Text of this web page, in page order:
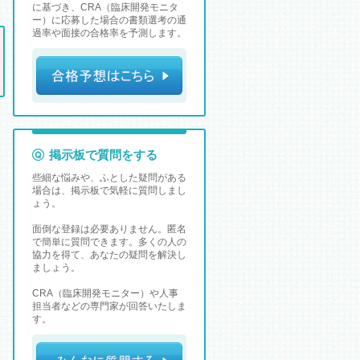
に基づき、CRA（臨床開発モニタ
ー）に応募した場合の書類選考の通
過率や面接の合格率を予測します。
掲示板で質問をする
些細な悩みや、ふとした疑問がある
場合は、掲示板で気軽に質問しまし
ょう。
面倒な登録は必要ありません。匿名
で簡単に質問できます。多くの人の
協力を得て、あなたの疑問を解決し
ましょう。
CRA（臨床開発モニター）や人事
担当者などの専門家が回答いたしま
す。